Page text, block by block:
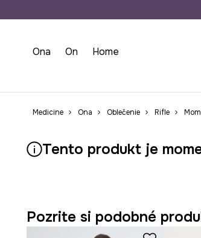
Ona On Home
Medicine Ona Oblečenie Rifle
Tento produkt je
Pozrite si podobné